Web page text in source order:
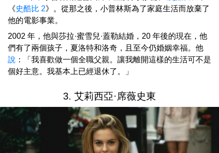
《史酷比 2》。從那之後，小普林斯為了家庭生活而放棄了
他的電影事業。
2002 年，他與莎拉·蜜雪兒·蓋勒結婚，20 年後的現在，他
們有了兩個孩子，夏洛特和洛奇，且至今仍婚姻幸福。他
說 ：「我喜歡做一個全職父親。讓我離開這樣的生活可不是
個好主意。我基本上已經退休了。」
3. 艾莉西亞·席薇史東